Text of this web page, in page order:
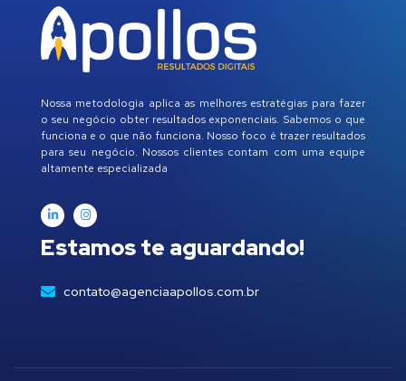
Nossa metodologia aplica as melhores estratégias para fazer
o seu negócio obter resultados exponenciais. Sabemos o que
funciona e o que não funciona. Nosso foco é trazer resultados
para seu negócio. Nossos clientes contam com uma equipe
altamente especializada
Estamos te aguardando!
contato@agenciaapollos.com.br